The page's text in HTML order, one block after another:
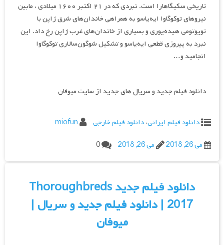
تاریخی سکیگاهارا است. نبردی که در ۲۱ اکتبر ۱۶۰۰ میلادی ، مابین
نیروهای توکوگاوا ایه‌یاسو به همراهی خاندان‌های شرق ژاپن با
تویوتومی هیده‌یوری و بسیاری از خاندان‌های غرب ژاپن رخ داد. این
نبرد به پیروزی قطعی ایه‌یاسو و تشکیل شوگون‌سالاری توکوگاوا
انجامید و…
دانلود فیلم جدید و سریال های جدید از سایت میوفان
دانلود فیلم ایرانی،دانلود فیلم خارجی
miofun
می 26, 2018
می 26, 2018 0
دانلود فیلم جدید Thoroughbreds
2017 | دانلود فیلم جدید و سریال |
میوفان